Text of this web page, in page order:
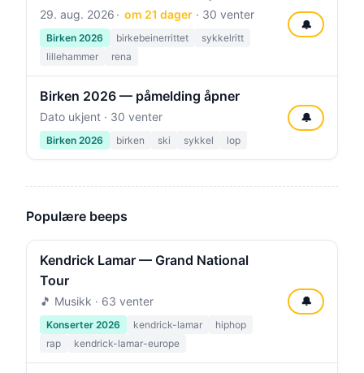
29. aug. 2026 om 21 dager· 30 venter
Birken 2026 birkebeinerrittet
sykkelritt
lillehammer
rena
🔔
Birken 2026 — påmelding åpner
Dato ukjent · 30 venter
Birken 2026 birken ski sykkel lop
🔔
Populære beeps
Kendrick Lamar — Grand National
Tour
🎵 Musikk · 63 venter
Konserter 2026 kendrick-lamar
hiphop
rap
kendrick-lamar-europe
🔔